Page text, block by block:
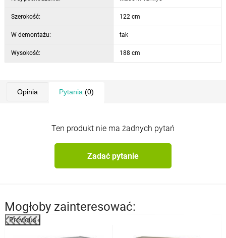
Szerokość: 122 cm
W demontażu: tak
Wysokość: 188 cm
Opinia Pytania (0)
Ten produkt nie ma żadnych pytań
Zadać pytanie
Mogłoby zainteresować:
Previous